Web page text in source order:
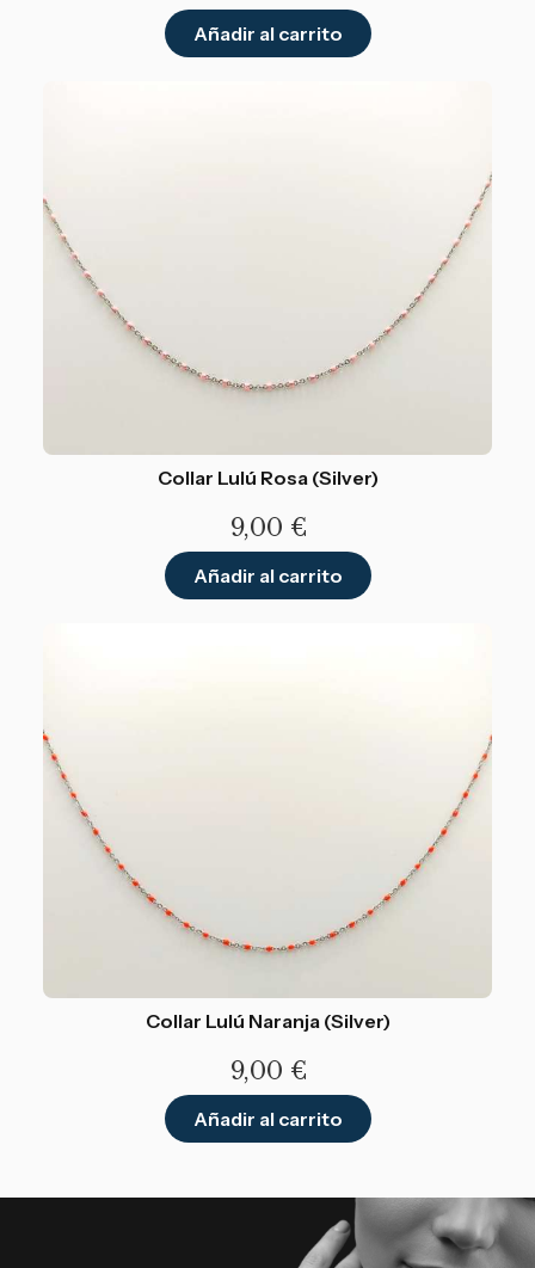
Añadir al carrito
Collar Lulú Rosa (Silver)
9,00 €
Añadir al carrito
Collar Lulú Naranja (Silver)
9,00 €
Añadir al carrito